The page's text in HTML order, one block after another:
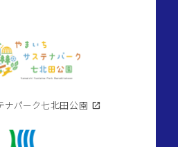
ナパーク七北田公園 open_in_new